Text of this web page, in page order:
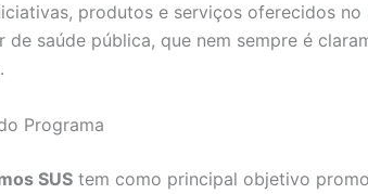
produtos e serviços oferecidos no
de saúde pública, que nem sempre é
Programa
SUS tem como principal objetivo